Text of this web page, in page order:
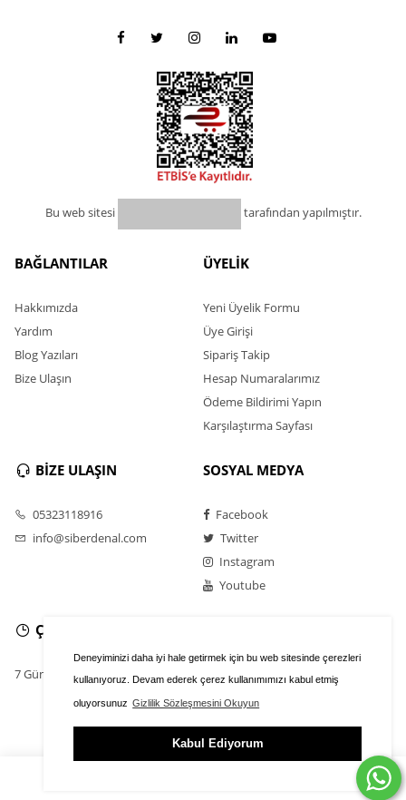
Deneyiminizi daha iyi hale getirmek için bu web sitesinde çerezleri
kullanıyoruz. Devam ederek çerez kullanımımızı kabul etmiş
oluyorsunuz Gizlilik Sözleşmesini Okuyun
Kabul Ediyorum
Bu web sitesi tarafından yapılmıştır.
BAĞLANTILAR
Hakkımızda
Yardım
Blog Yazıları
Bize Ulaşın
ÜYELİK
Yeni Üyelik Formu
Üye Girişi
Sipariş Takip
Hesap Numaralarımız
Ödeme Bildirimi Yapın
Karşılaştırma Sayfası
BİZE ULAŞIN
05323118916
info@siberdenal.com
SOSYAL MEDYA
Facebook
Twitter
Instagram
Youtube
ÇALIŞMA SAATLERİ
7 Gün / 24 Saat